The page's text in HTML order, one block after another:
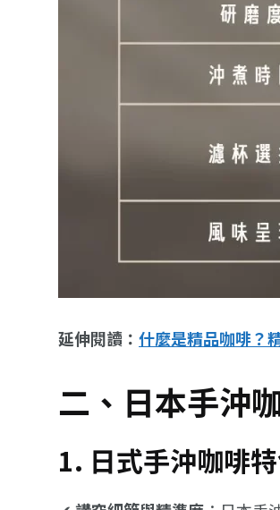
延伸閱讀： 什麼是精品咖啡？
二、日本手沖
1. 日式手沖咖啡